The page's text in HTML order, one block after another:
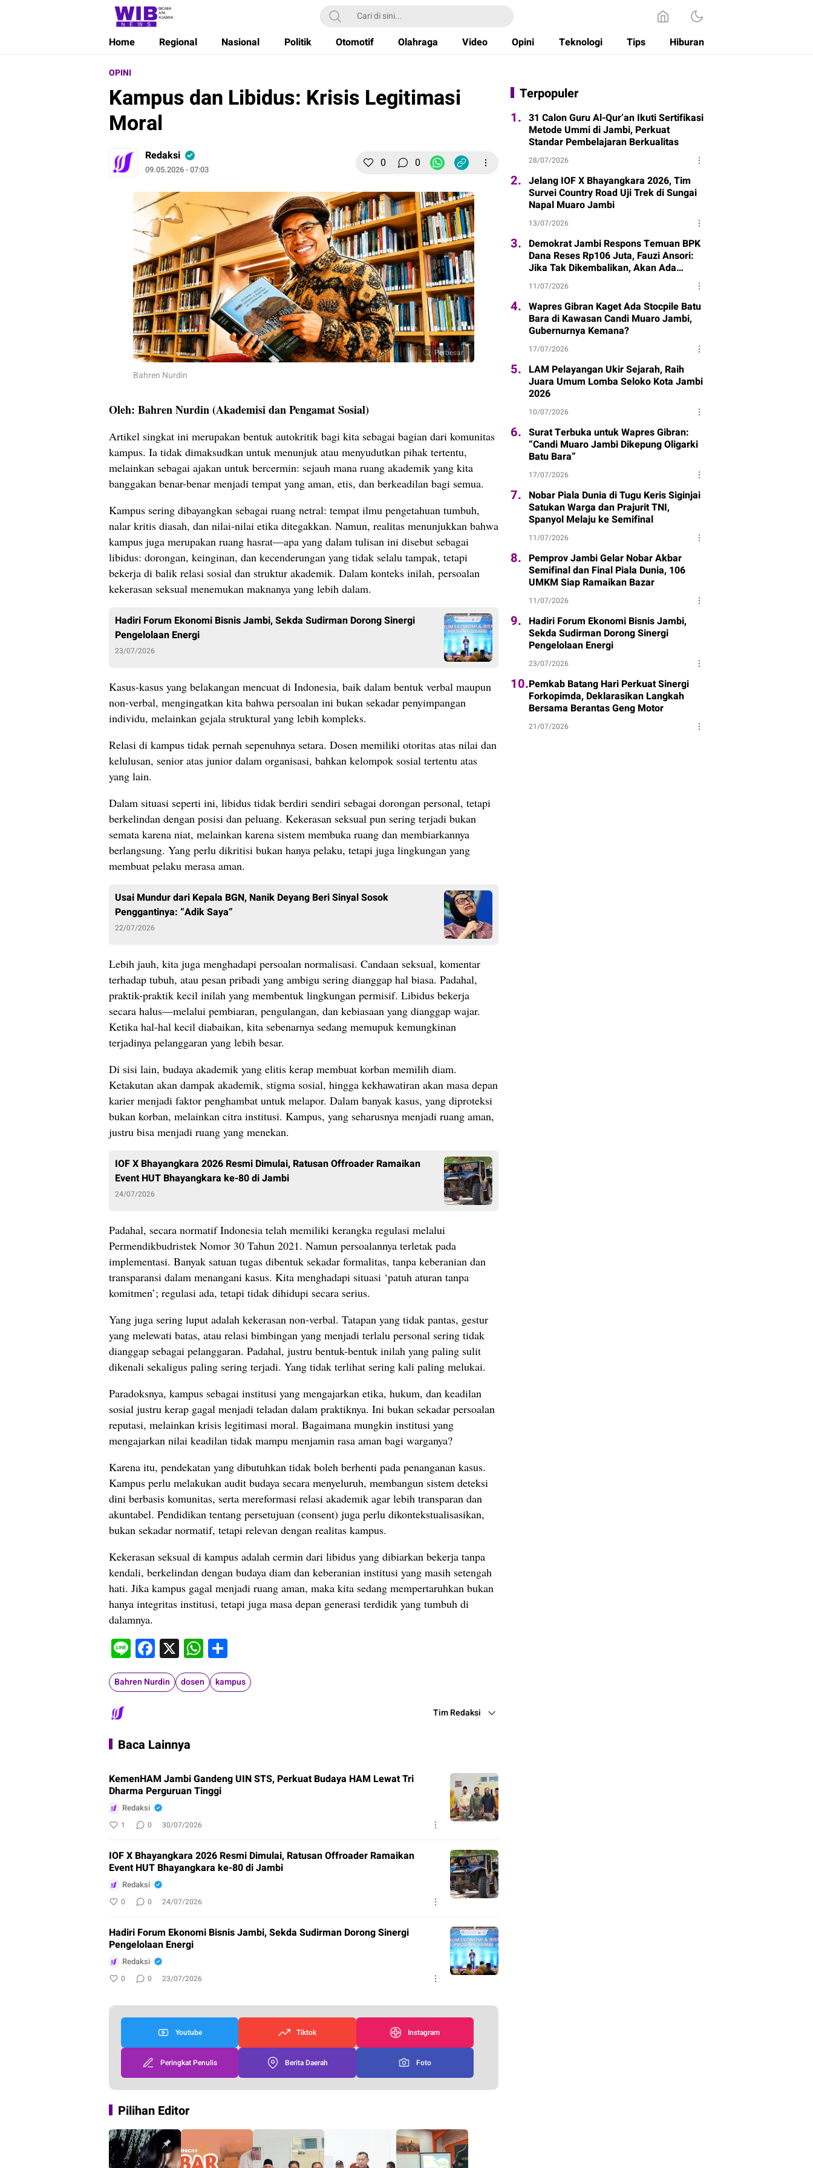
Wibnews
Waktu Indonesia Bicara
Home Regional Nasional Politik Otomotif Olahraga Video Opini Teknologi Tips Hiburan
OPINI
Kampus dan Libidus: Krisis Legitimasi
Moral
Redaksi
09.05.2026 - 07:03 0 0
Perbesar
Bahren Nurdin
Oleh: Bahren Nurdin (Akademisi dan Pengamat Sosial)
Artikel singkat ini merupakan bentuk autokritik bagi kita sebagai bagian dari komunitas
kampus. Ia tidak dimaksudkan untuk menunjuk atau menyudutkan pihak tertentu,
melainkan sebagai ajakan untuk bercermin: sejauh mana ruang akademik yang kita
banggakan benar-benar menjadi tempat yang aman, etis, dan berkeadilan bagi semua.
Kampus sering dibayangkan sebagai ruang netral: tempat ilmu pengetahuan tumbuh,
nalar kritis diasah, dan nilai-nilai etika ditegakkan. Namun, realitas menunjukkan bahwa
kampus juga merupakan ruang hasrat—apa yang dalam tulisan ini disebut sebagai
libidus: dorongan, keinginan, dan kecenderungan yang tidak selalu tampak, tetapi
bekerja di balik relasi sosial dan struktur akademik. Dalam konteks inilah, persoalan
kekerasan seksual menemukan maknanya yang lebih dalam.
Hadiri Forum Ekonomi Bisnis Jambi, Sekda Sudirman Dorong Sinergi
Pengelolaan Energi
23/07/2026
Kasus-kasus yang belakangan mencuat di Indonesia, baik dalam bentuk verbal maupun
non-verbal, mengingatkan kita bahwa persoalan ini bukan sekadar penyimpangan
individu, melainkan gejala struktural yang lebih kompleks.
Relasi di kampus tidak pernah sepenuhnya setara. Dosen memiliki otoritas atas nilai dan
kelulusan, senior atas junior dalam organisasi, bahkan kelompok sosial tertentu atas
yang lain.
Dalam situasi seperti ini, libidus tidak berdiri sendiri sebagai dorongan personal, tetapi
berkelindan dengan posisi dan peluang. Kekerasan seksual pun sering terjadi bukan
semata karena niat, melainkan karena sistem membuka ruang dan membiarkannya
berlangsung. Yang perlu dikritisi bukan hanya pelaku, tetapi juga lingkungan yang
membuat pelaku merasa aman.
Usai Mundur dari Kepala BGN, Nanik Deyang Beri Sinyal Sosok
Penggantinya: “Adik Saya”
22/07/2026
Lebih jauh, kita juga menghadapi persoalan normalisasi. Candaan seksual, komentar
terhadap tubuh, atau pesan pribadi yang ambigu sering dianggap hal biasa. Padahal,
praktik-praktik kecil inilah yang membentuk lingkungan permisif. Libidus bekerja
secara halus—melalui pembiaran, pengulangan, dan kebiasaan yang dianggap wajar.
Ketika hal-hal kecil diabaikan, kita sebenarnya sedang memupuk kemungkinan
terjadinya pelanggaran yang lebih besar.
Di sisi lain, budaya akademik yang elitis kerap membuat korban memilih diam.
Ketakutan akan dampak akademik, stigma sosial, hingga kekhawatiran akan masa depan
karier menjadi faktor penghambat untuk melapor. Dalam banyak kasus, yang diproteksi
bukan korban, melainkan citra institusi. Kampus, yang seharusnya menjadi ruang aman,
justru bisa menjadi ruang yang menekan.
IOF X Bhayangkara 2026 Resmi Dimulai, Ratusan Offroader Ramaikan
Event HUT Bhayangkara ke-80 di Jambi
24/07/2026
Padahal, secara normatif Indonesia telah memiliki kerangka regulasi melalui
Permendikbudristek Nomor 30 Tahun 2021. Namun persoalannya terletak pada
implementasi. Banyak satuan tugas dibentuk sekadar formalitas, tanpa keberanian dan
transparansi dalam menangani kasus. Kita menghadapi situasi ‘patuh aturan tanpa
komitmen’; regulasi ada, tetapi tidak dihidupi secara serius.
Yang juga sering luput adalah kekerasan non-verbal. Tatapan yang tidak pantas, gestur
yang melewati batas, atau relasi bimbingan yang menjadi terlalu personal sering tidak
dianggap sebagai pelanggaran. Padahal, justru bentuk-bentuk inilah yang paling sulit
dikenali sekaligus paling sering terjadi. Yang tidak terlihat sering kali paling melukai.
Paradoksnya, kampus sebagai institusi yang mengajarkan etika, hukum, dan keadilan
sosial justru kerap gagal menjadi teladan dalam praktiknya. Ini bukan sekadar persoalan
reputasi, melainkan krisis legitimasi moral. Bagaimana mungkin institusi yang
mengajarkan nilai keadilan tidak mampu menjamin rasa aman bagi warganya?
Karena itu, pendekatan yang dibutuhkan tidak boleh berhenti pada penanganan kasus.
Kampus perlu melakukan audit budaya secara menyeluruh, membangun sistem deteksi
dini berbasis komunitas, serta mereformasi relasi akademik agar lebih transparan dan
akuntabel. Pendidikan tentang persetujuan (consent) juga perlu dikontekstualisasikan,
bukan sekadar normatif, tetapi relevan dengan realitas kampus.
Kekerasan seksual di kampus adalah cermin dari libidus yang dibiarkan bekerja tanpa
kendali, berkelindan dengan budaya diam dan keberanian institusi yang masih setengah
hati. Jika kampus gagal menjadi ruang aman, maka kita sedang mempertaruhkan bukan
hanya integritas institusi, tetapi juga masa depan generasi terdidik yang tumbuh di
dalamnya.
LineFacebook
X WhatsApp
Bahren Nurdin dosen kampus
Tim Redaksi
Baca Lainnya
KemenHAM Jambi Gandeng UIN STS, Perkuat Budaya HAM Lewat Tri
Dharma Perguruan Tinggi
Redaksi
1 0 30/07/2026
IOF X Bhayangkara 2026 Resmi Dimulai, Ratusan Offroader Ramaikan
Event HUT Bhayangkara ke-80 di Jambi
Redaksi
0 0 24/07/2026
Hadiri Forum Ekonomi Bisnis Jambi, Sekda Sudirman Dorong Sinergi
Pengelolaan Energi
Redaksi
0 0 23/07/2026
Youtube Tiktok Instagram
Peringkat Penulis Berita Daerah Foto
Pilihan Editor
Terpopuler
1. 31 Calon Guru Al-Qur’an Ikuti Sertifikasi
Metode Ummi di Jambi, Perkuat
Standar Pembelajaran Berkualitas
28/07/2026
2. Jelang IOF X Bhayangkara 2026, Tim
Survei Country Road Uji Trek di Sungai
Napal Muaro Jambi
13/07/2026
3. Demokrat Jambi Respons Temuan BPK
Dana Reses Rp106 Juta, Fauzi Ansori:
Jika Tak Dikembalikan, Akan Ada
Tindak Lanjut
11/07/2026
4. Wapres Gibran Kaget Ada Stocpile Batu
Bara di Kawasan Candi Muaro Jambi,
Gubernurnya Kemana?
17/07/2026
5. LAM Pelayangan Ukir Sejarah, Raih
Juara Umum Lomba Seloko Kota Jambi
2026
10/07/2026
6. Surat Terbuka untuk Wapres Gibran:
“Candi Muaro Jambi Dikepung Oligarki
Batu Bara”
17/07/2026
7. Nobar Piala Dunia di Tugu Keris Siginjai
Satukan Warga dan Prajurit TNI,
Spanyol Melaju ke Semifinal
11/07/2026
8. Pemprov Jambi Gelar Nobar Akbar
Semifinal dan Final Piala Dunia, 106
UMKM Siap Ramaikan Bazar
11/07/2026
9. Hadiri Forum Ekonomi Bisnis Jambi,
Sekda Sudirman Dorong Sinergi
Pengelolaan Energi
23/07/2026
10.Pemkab Batang Hari Perkuat Sinergi
Forkopimda, Deklarasikan Langkah
Bersama Berantas Geng Motor
21/07/2026